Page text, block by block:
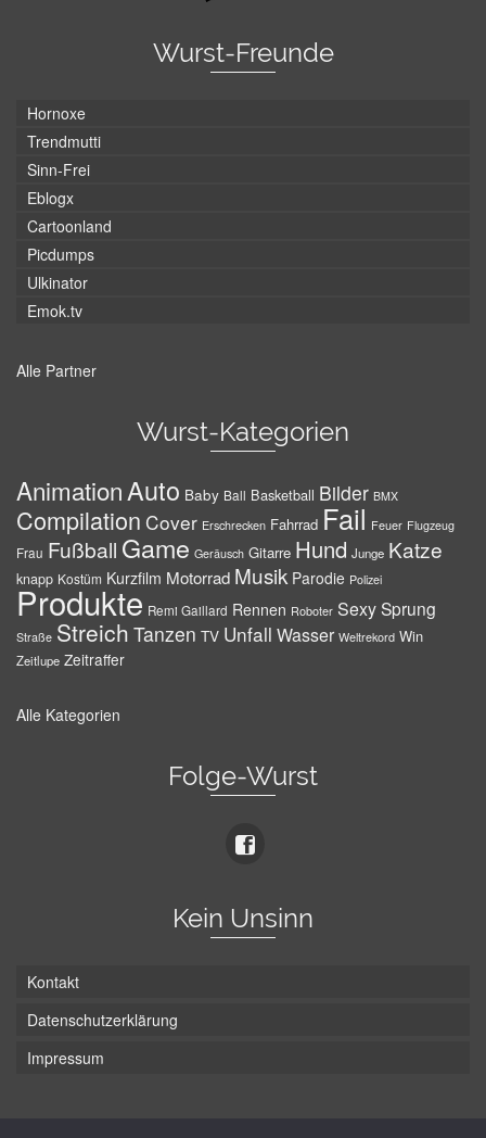
Wurst-Freunde
Hornoxe
Trendmutti
Sinn-Frei
Eblogx
Cartoonland
Picdumps
Ulkinator
Emok.tv
Alle Partner
Wurst-Kategorien
AnimationAuto Baby Ball Basketball Bilder BMX
Compilation Cover Erschrecken Fahrrad Fail Feuer Flugzeug
Frau Fußball Game Geräusch Gitarre Hund Junge Katze
knapp Kostüm Kurzfilm Motorrad Musik Parodie Polizei
Produkte Remi Gaillard Rennen Roboter SexySprung
Straße Streich Tanzen TV Unfall Wasser Weltrekord Win
Zeitlupe Zeitraffer
Alle Kategorien
Folge-Wurst
Kein Unsinn
Kontakt
Datenschutzerklärung
Impressum